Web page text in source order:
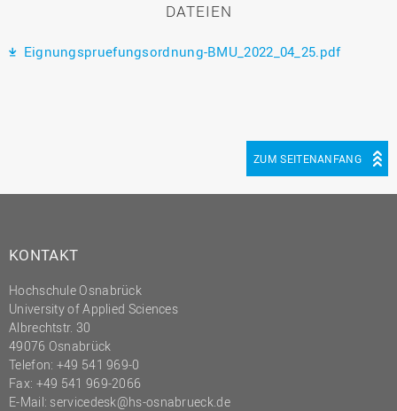
DATEIEN
Eignungspruefungsordnung-BMU_2022_04_25.pdf
ZUM SEITENANFANG
KONTAKT
Hochschule Osnabrück
University of Applied Sciences
Albrechtstr. 30
49076 Osnabrück
Telefon: +49 541 969-0
Fax: +49 541 969-2066
E-Mail: servicedesk@hs-osnabrueck.de